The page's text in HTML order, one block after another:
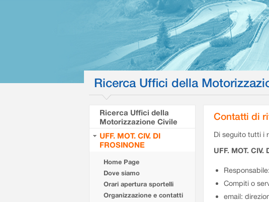
Ricerca Uffici della
Ricerca Uffici della
Motorizzazione Civile
UFF. MOT. CIV. DI
FROSINONE
Home Page
Dove siamo
Orari apertura sportelli
Organizzazione e contatti
Contatti di
Di seguito tutti i
UFF. MOT. CIV.
Compiti o
email: